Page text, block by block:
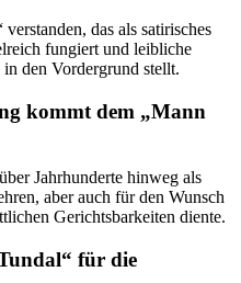
das als satirisches
fungiert und leibliche
den Vordergrund stellt.
kommt dem „Mann
Jahrhunderte hinweg als
aber auch für den Wunsch
Gerichtsbarkeiten diente.
für die